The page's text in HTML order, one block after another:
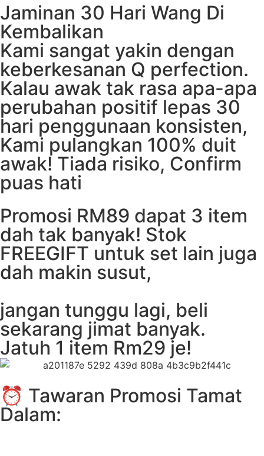
Jaminan 30 Hari Wang Di
Kembalikan
Kami sangat yakin dengan
keberkesanan Q perfection.
Kalau awak tak rasa apa-apa
perubahan positif lepas 30
hari penggunaan konsisten,
Kami pulangkan 100% duit
awak! Tiada risiko, Confirm
puas hati
Promosi RM89 dapat 3 item
dah tak banyak! Stok
FREEGIFT untuk set lain juga
dah makin susut,
jangan tunggu lagi, beli
sekarang jimat banyak.
Jatuh 1 item Rm29 je!
⏰ Tawaran Promosi Tamat
Dalam: